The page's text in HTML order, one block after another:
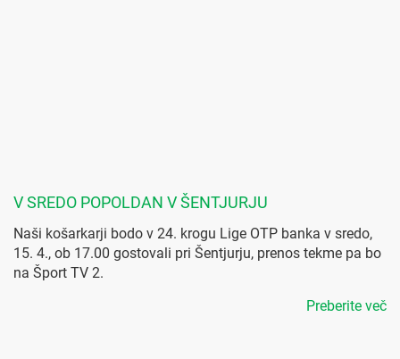
V SREDO POPOLDAN V ŠENTJURJU
Naši košarkarji bodo v 24. krogu Lige OTP banka v sredo,
15. 4., ob 17.00 gostovali pri Šentjurju, prenos tekme pa bo
na Šport TV 2.
Preberite več